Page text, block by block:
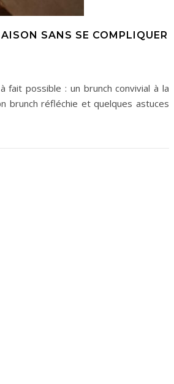
SANS SE COMPLIQUER
possible : un brunch convivial à la
brunch réfléchie et quelques astuces